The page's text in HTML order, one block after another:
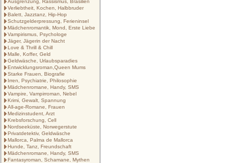
Ausgrenzung, Rassismus, Brasilien
Verliebtheit, Kochen, Halbbruder
Balett, Jazztanz, Hip-Hop
Schutzgelderpressung, Ferieninsel
Mädchenromantik, Mond, Erste Liebe
Vampirismus, Psychologe
Jäger, Jägerin der Nacht
Love & Thrill & Chill
Malle, Koffer, Geld
Geldwäsche, Urlaubsparadies
Entwicklungsroman,Queen Mums
Starke Frauen, Biografie
Irren, Psychiatrie, Philosophie
Mädchenromane, Handy, SMS
Vampire, Vampirroman, Nebel
Krimi, Gewalt, Spannung
All-age-Romane, Frauen
Medizinstudent, Arzt
Krebsforschung, Cell
Nordseeküste, Norwegerstute
Privatdetektiv, Geldwäsche
Mallorca, Palma de Mallorca
Hunde, Tanz, Freundschaft
Mädchenromane, Handy, SMS
Fantasyroman, Schamane, Mythen